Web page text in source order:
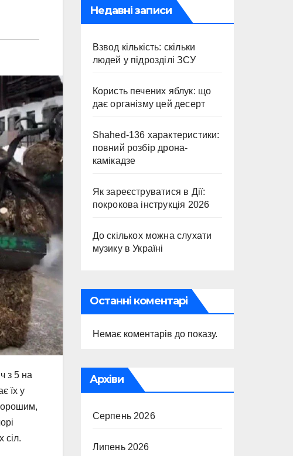
з 5 на
їх у
сіл.
Недавні записи
Взвод кількість: скільки
людей у підрозділі ЗСУ
Користь печених яблук: що
дає організму цей десерт
Shahed-136 характеристики:
повний розбір дрона-
камікадзе
Як зареєструватися в Дії:
покрокова інструкція 2026
До скількох можна слухати
музику в Україні
Останні коментарі
Немає коментарів до показу.
Архіви
Серпень 2026
Липень 2026